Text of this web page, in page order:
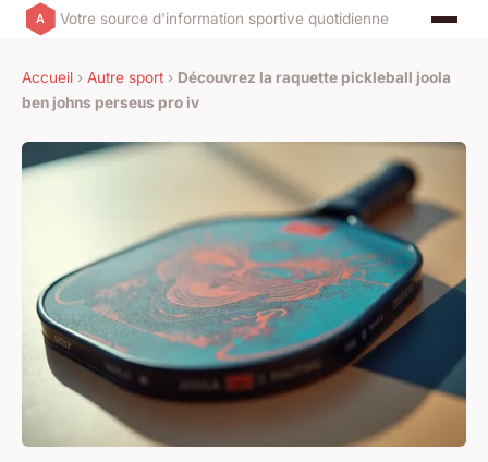
Votre source d'information sportive quotidienne
Accueil › Autre sport › Découvrez la raquette pickleball joola
ben johns perseus pro iv